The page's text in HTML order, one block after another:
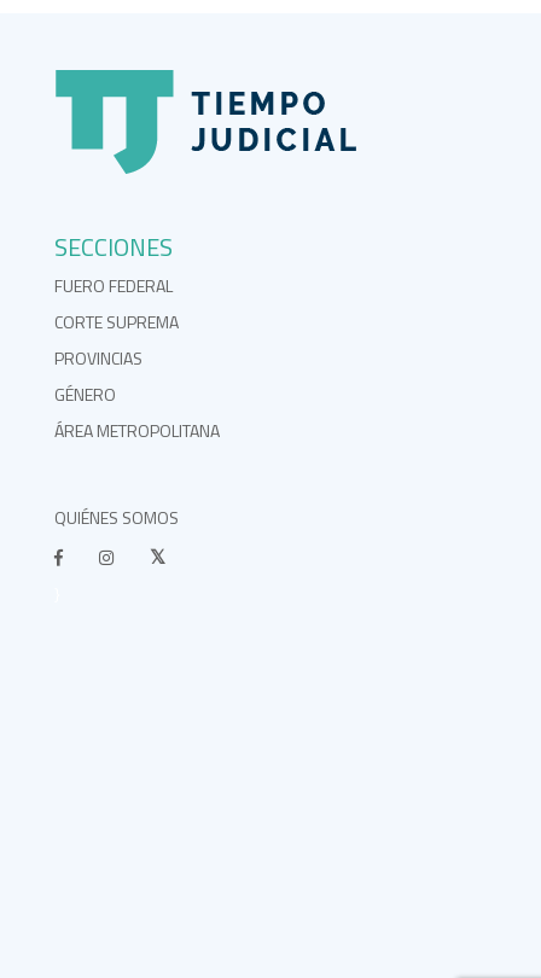
SECCIONES
FUERO FEDERAL
CORTE SUPREMA
PROVINCIAS
GÉNERO
ÁREA METROPOLITANA
QUIÉNES SOMOS